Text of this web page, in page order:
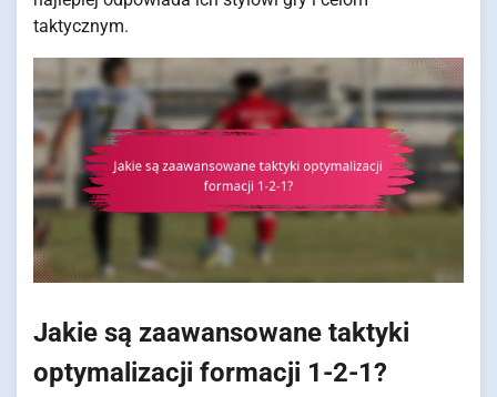
taktycznym.
Jakie są zaawansowane taktyki
optymalizacji formacji 1-2-1?